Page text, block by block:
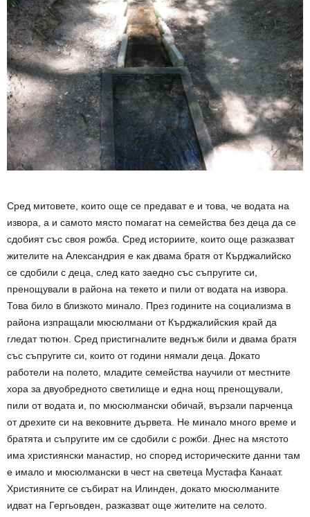
Сред митовете, които още се предават е и това, че водата на
извора, а и самото място помагат на семейства без деца да се
сдобият със своя рожба. Сред историите, които още разказват
жителите на Александрия е как двама братя от Кърджалийско
се сдобили с деца, след като заедно със съпругите си,
пренощували в района на текето и пили от водата на извора.
Това било в близкото минало. През годините на социализма в
района изпращали мюсюлмани от Кърджалийския край да
гледат тютюн. Сред пристигналите веднъж били и двама братя
със съпругите си, които от години нямали деца. Докато
работели на полето, младите семейства научили от местните
хора за двуобредното светилище и една нощ пренощували,
пили от водата и, по мюсюлмански обичай, вързали парченца
от дрехите си на вековните дървета. Не минало много време и
братята и съпругите им се сдобили с рожби. Днес на мястото
има християнски манастир, но според историческите данни там
е имало и мюсюлмански в чест на светеца Мустафа Канаат.
Християните се събират на Илинден, докато мюсюлманите
идват на Гергьовден, разказват още жителите на селото.